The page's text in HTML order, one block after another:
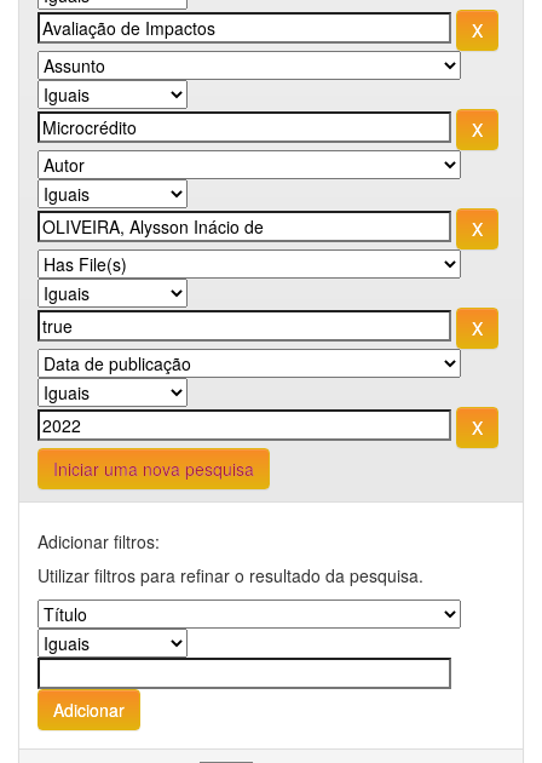
Iniciar uma nova pesquisa
Adicionar filtros:
Utilizar filtros para refinar o resultado da pesquisa.